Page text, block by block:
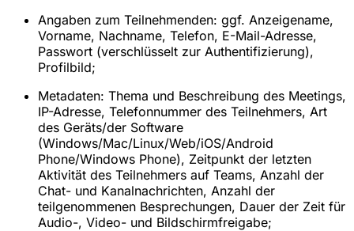
Angaben zum Teilnehmenden: ggf. Anzeigename,
Vorname, Nachname, Telefon, E-Mail-Adresse,
Passwort (verschlüsselt zur Authentifizierung),
Profilbild;
Metadaten: Thema und Beschreibung des Meetings,
IP-Adresse, Telefonnummer des Teilnehmers, Art
des Geräts/der Software
(Windows/Mac/Linux/Web/iOS/Android
Phone/Windows Phone), Zeitpunkt der letzten
Aktivität des Teilnehmers auf Teams, Anzahl der
Chat- und Kanalnachrichten, Anzahl der
teilgenommenen Besprechungen, Dauer der Zeit für
Audio-, Video- und Bildschirmfreigabe;